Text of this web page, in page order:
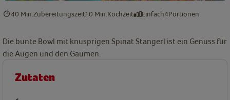
40 Min. Zubereitungszeit10 Min. Kochzeit Einfach4Portionen
Die bunte Bowl mit knusprigen Spinat Stangerl ist ein Genuss für
die Augen und den Gaumen.
Zutaten